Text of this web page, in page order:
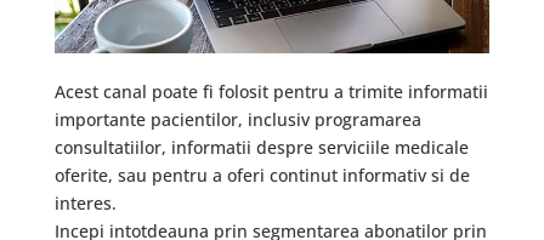
Acest canal poate fi folosit pentru a trimite informatii
importante pacientilor, inclusiv programarea
consultatiilor, informatii despre serviciile medicale
oferite, sau pentru a oferi continut informativ si de
interes.
Incepi intotdeauna prin segmentarea abonatilor prin